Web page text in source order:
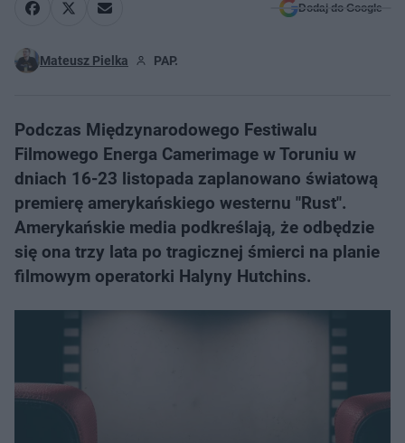
Dodaj do Google
Mateusz Pielka PAP.
Podczas Międzynarodowego Festiwalu
Filmowego Energa Camerimage w Toruniu w
dniach 16-23 listopada zaplanowano światową
premierę amerykańskiego westernu "Rust".
Amerykańskie media podkreślają, że odbędzie
się ona trzy lata po tragicznej śmierci na planie
filmowym operatorki Halyny Hutchins.